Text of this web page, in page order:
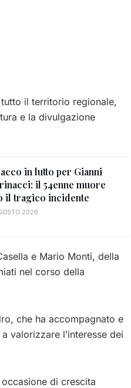
il territorio regionale,
e la divulgazione
in lutto per Gianni
il 54enne muore
il tragico incidente
2026
e Mario Monti, della
nel corso della
che ha accompagnato e
valorizzare l’interesse dei
di crescita